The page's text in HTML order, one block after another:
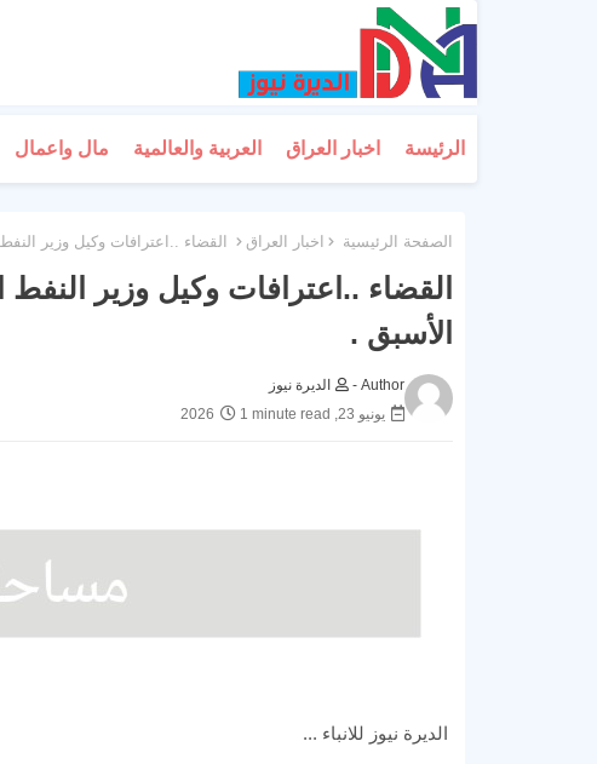
الرئيسة اخبار العراق العربية والعالمية مال واعمال
الصفحة الرئيسية اخبار العراق القضاء ..اعترافات وكيل وزير
القضاء ..اعترافات وكيل وزير
الأسبق .
Author -
الديرة نيوز
يونيو 23, 2026
1 minute read
الديرة نيوز للانباء ...